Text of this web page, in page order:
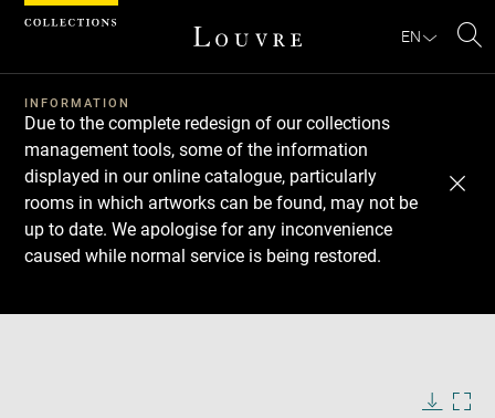
EN
INFORMATION
Due to the complete redesign of our collections
management tools, some of the information
displayed in our online catalogue, particularly
rooms in which artworks can be found, may not be
up to date. We apologise for any inconvenience
caused while normal service is being restored.
Download
Next
Previous
Cookies management panel